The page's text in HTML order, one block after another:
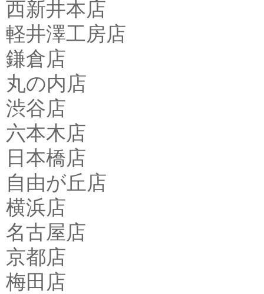
西新井本店
軽井澤工房店
鎌倉店
丸の内店
渋谷店
六本木店
日本橋店
自由が丘店
横浜店
名古屋店
京都店
梅田店